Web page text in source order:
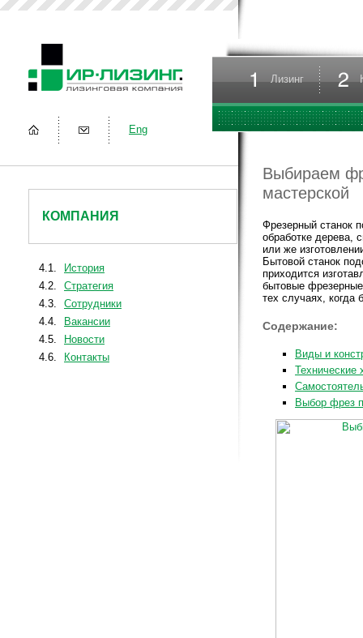
Eng
КОМПАНИЯ
4.1.
История
4.2.
Стратегия
4.3.
Сотрудники
4.4.
Вакансии
4.5.
Новости
4.6.
Контакты
Лизинг
Выбираем
мастерской
Фрезерный станок
обработке дерева,
или же
Бытовой станок
приходится
бытовые
тех случаях, когда
Содержание:
Виды и
Технические
Выбор фрез